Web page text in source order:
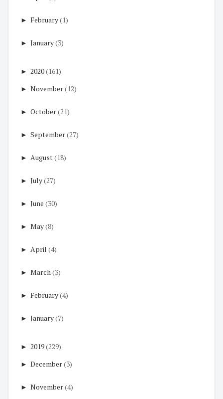
► February(1)
► January(3)
► 2020(161)
► November(12)
► October(21)
► September(27)
► August(18)
► July(27)
► June (30)
► May(8)
► April (4)
► March(3)
► February(4)
► January(7)
► 2019(229)
► December(3)
► November(4)